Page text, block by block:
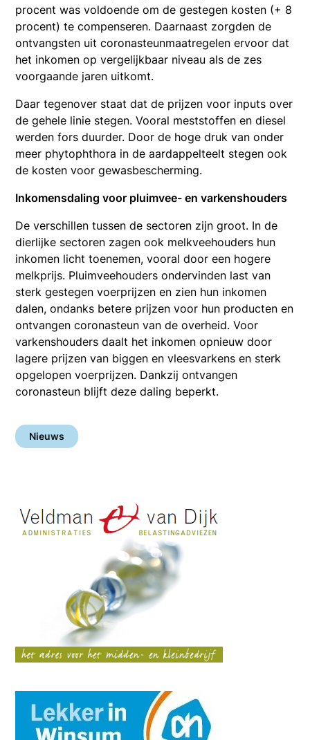
procent was voldoende om de gestegen kosten (+ 8
procent) te compenseren. Daarnaast zorgden de
ontvangsten uit coronasteunmaatregelen ervoor dat
het inkomen op vergelijkbaar niveau als de zes
voorgaande jaren uitkomt.
Daar tegenover staat dat de prijzen voor inputs over
de gehele linie stegen. Vooral meststoffen en diesel
werden fors duurder. Door de hoge druk van onder
meer phytophthora in de aardappelteelt stegen ook
de kosten voor gewasbescherming.
Inkomensdaling voor pluimvee- en varkenshouders
De verschillen tussen de sectoren zijn groot. In de
dierlijke sectoren zagen ook melkveehouders hun
inkomen licht toenemen, vooral door een hogere
melkprijs. Pluimveehouders ondervinden last van
sterk gestegen voerprijzen en zien hun inkomen
dalen, ondanks betere prijzen voor hun producten en
ontvangen coronasteun van de overheid. Voor
varkenshouders daalt het inkomen opnieuw door
lagere prijzen van biggen en vleesvarkens en sterk
opgelopen voerprijzen. Dankzij ontvangen
coronasteun blijft deze daling beperkt.
Nieuws